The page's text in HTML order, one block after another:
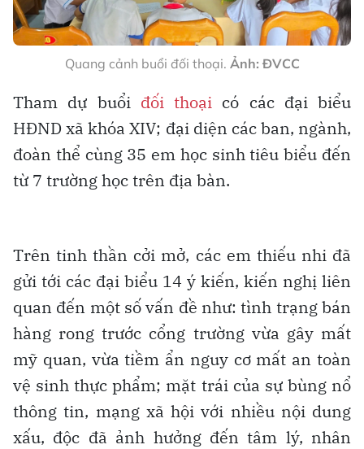
Quang cảnh buổi đối thoại. Ảnh: ĐVCC
Tham dự buổi đối thoại có các đại biểu
HĐND xã khóa XIV; đại diện các ban, ngành,
đoàn thể cùng 35 em học sinh tiêu biểu đến
từ 7 trường học trên địa bàn.
Trên tinh thần cởi mở, các em thiếu nhi đã
gửi tới các đại biểu 14 ý kiến, kiến nghị liên
quan đến một số vấn đề như: tình trạng bán
hàng rong trước cổng trường vừa gây mất
mỹ quan, vừa tiềm ẩn nguy cơ mất an toàn
vệ sinh thực phẩm; mặt trái của sự bùng nổ
thông tin, mạng xã hội với nhiều nội dung
xấu, độc đã ảnh hưởng đến tâm lý, nhân